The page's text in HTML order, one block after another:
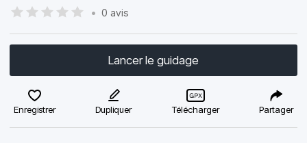
• 0 avis
Lancer le guidage
Enregistrer Dupliquer Télécharger Partager